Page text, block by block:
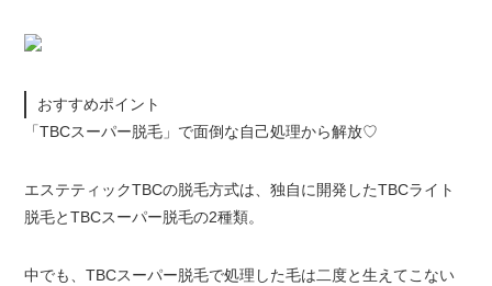
おすすめポイント
「TBCスーパー脱毛」で面倒な自己処理から解放♡
エステティックTBCの脱毛方式は、独自に開発したTBCライト
脱毛とTBCスーパー脱毛の2種類。
中でも、TBCスーパー脱毛で処理した毛は二度と生えてこない